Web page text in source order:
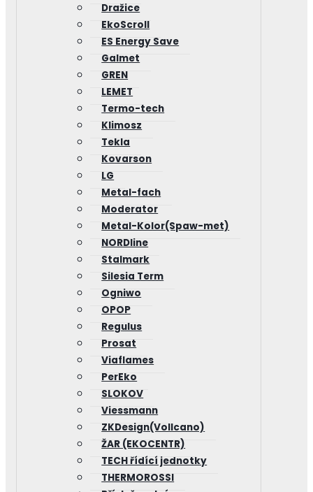
Dražice
EkoScroll
ES Energy Save
Galmet
GREN
LEMET
Termo-tech
Klimosz
Tekla
Kovarson
LG
Metal-fach
Moderator
Metal-Kolor(Spaw-met)
NORDline
Stalmark
Silesia Term
Ogniwo
OPOP
Regulus
Prosat
Viaflames
PerEko
SLOKOV
Viessmann
ZKDesign(Vollcano)
ŽAR (EKOCENTR)
TECH řídící jednotky
THERMOROSSI